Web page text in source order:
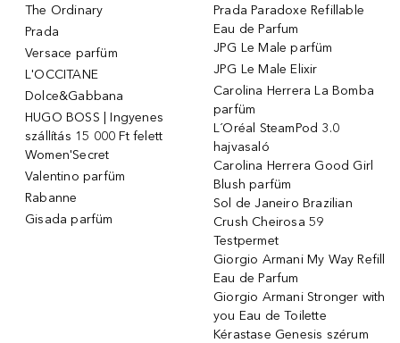
The Ordinary
Prada
Versace parfüm
L'OCCITANE
Dolce&Gabbana
HUGO BOSS | Ingyenes
szállítás 15 000 Ft felett
Women'Secret
Valentino parfüm
Rabanne
Gisada parfüm
Prada Paradoxe Refillable
Eau de Parfum
JPG Le Male parfüm
JPG Le Male Elixir
Carolina Herrera La Bomba
parfüm
L´Oréal SteamPod 3.0
hajvasaló
Carolina Herrera Good Girl
Blush parfüm
Sol de Janeiro Brazilian
Crush Cheirosa 59
Testpermet
Giorgio Armani My Way Refill
Eau de Parfum
Giorgio Armani Stronger with
you Eau de Toilette
Kérastase Genesis szérum